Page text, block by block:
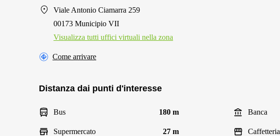
Viale Antonio Ciamarra 259
00173 Municipio VII
Visualizza tutti uffici virtuali nella zona
Come arrivare
Distanza dai punti d'interesse
Bus 180 m Banca
Supermercato 27 m Caffetteria